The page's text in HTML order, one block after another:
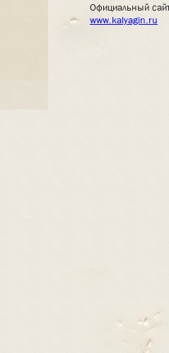
Официальный
www.kalyagin.ru